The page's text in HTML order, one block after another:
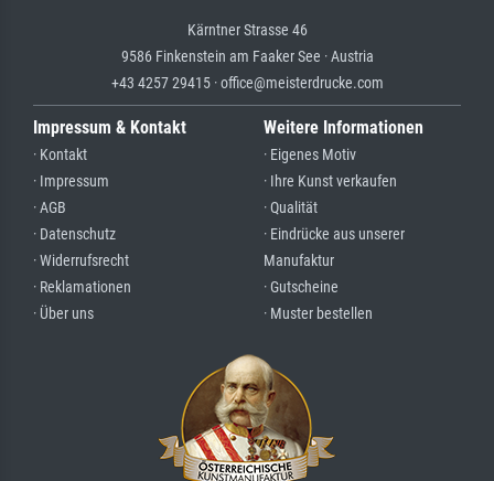
Kärntner Strasse 46
9586 Finkenstein am Faaker See · Austria
+43 4257 29415 · office@meisterdrucke.com
Impressum & Kontakt
· Kontakt
· Impressum
· AGB
· Datenschutz
· Widerrufsrecht
· Reklamationen
· Über uns
Weitere Informationen
· Eigenes Motiv
· Ihre Kunst verkaufen
· Qualität
· Eindrücke aus unserer
Manufaktur
· Gutscheine
· Muster bestellen